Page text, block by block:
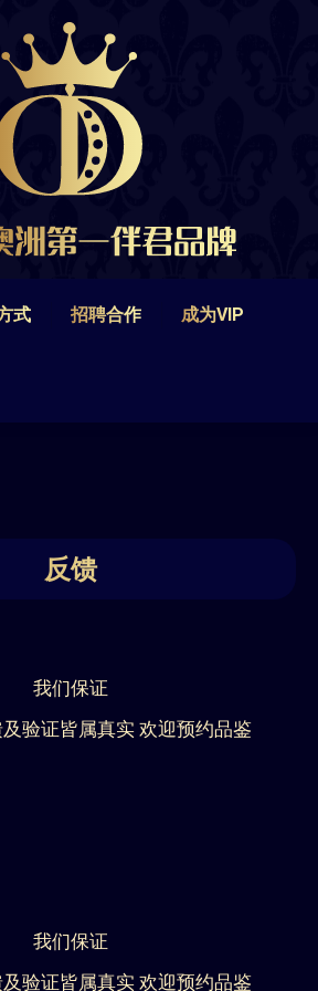
式 招聘合作 成为VIP
反馈
我们保证
验证皆属真实 欢迎预约品鉴
我们保证
验证皆属真实 欢迎预约品鉴
方式 招聘合作
布里斯班